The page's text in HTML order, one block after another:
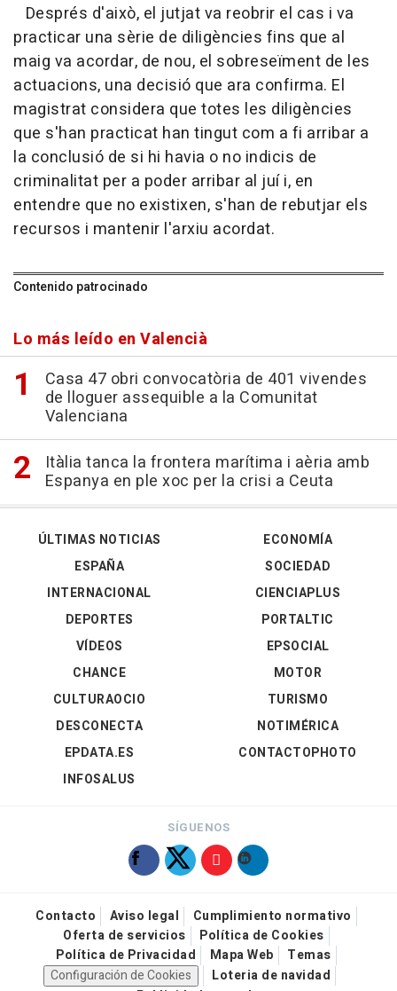
Després d'això, el jutjat va reobrir el cas i va
practicar una sèrie de diligències fins que al
maig va acordar, de nou, el sobreseïment de les
actuacions, una decisió que ara confirma. El
magistrat considera que totes les diligències
que s'han practicat han tingut com a fi arribar a
la conclusió de si hi havia o no indicis de
criminalitat per a poder arribar al juí i, en
entendre que no existixen, s'han de rebutjar els
recursos i mantenir l'arxiu acordat.
Contenido patrocinado
Lo más leído en Valencià
Casa 47 obri convocatòria de 401 vivendes
de lloguer assequible a la Comunitat
Valenciana
Itàlia tanca la frontera marítima i aèria amb
Espanya en ple xoc per la crisi a Ceuta
ÚLTIMAS NOTICIAS
ESPAÑA
INTERNACIONAL
DEPORTES
VÍDEOS
ECONOMÍA
SOCIEDAD
CIENCIAPLUS
PORTALTIC
EPSOCIAL
CHANCE
CULTURAOCIO
DESCONECTA
EPDATA.ES
INFOSALUS
MOTOR
TURISMO
NOTIMÉRICA
CONTACTOPHOTO
SÍGUENOS
Contacto Aviso legal
Cumplimiento normativo
Oferta de servicios
Política de Cookies
Política de Privacidad
Mapa Web
Temas
Configuración de Cookies
Loteria de navidad